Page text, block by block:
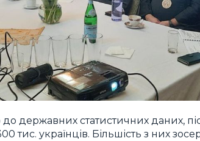
до державних статистичних даних,
українців. Більшість з них